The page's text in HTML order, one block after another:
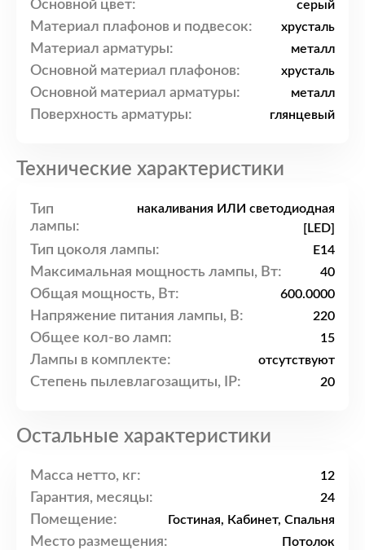
Основной цвет: серый
Материал плафонов и подвесок: хрусталь
Материал арматуры: металл
Основной материал плафонов: хрусталь
Основной материал арматуры: металл
Поверхность арматуры: глянцевый
Технические характеристики
Тип
лампы:
накаливания ИЛИ светодиодная
[LED]
Тип цоколя лампы: E14
Максимальная мощность лампы, Вт: 40
Общая мощность, Вт: 600.0000
Напряжение питания лампы, В: 220
Общее кол-во ламп: 15
Лампы в комплекте: отсутствуют
Степень пылевлагозащиты, IP: 20
Остальные характеристики
Масса нетто, кг: 12
Гарантия, месяцы: 24
Помещение: Гостиная, Кабинет, Спальня
Место размещения: Потолок